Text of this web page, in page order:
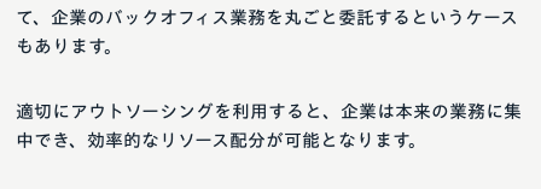
て、企業のバックオフィス業務を丸ごと委託するというケース
もあります。
適切にアウトソーシングを利用すると、企業は本来の業務に集
中でき、効率的なリソース配分が可能となります。